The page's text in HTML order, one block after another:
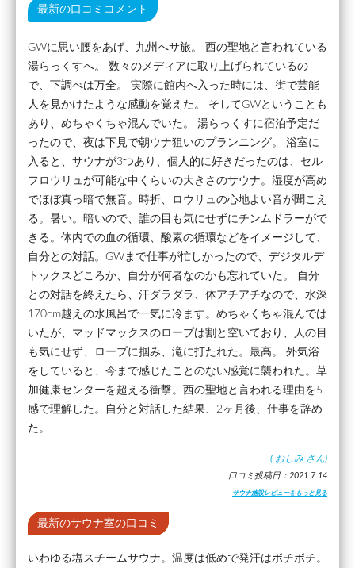
最新の口コミコメント
GWに思い腰をあげ、九州へサ旅。 西の聖地と言われている
湯らっくすへ。 数々のメディアに取り上げられているの
で、下調べは万全。 実際に館内へ入った時には、街で芸能
人を見かけたような感動を覚えた。 そしてGWということも
あり、めちゃくちゃ混んでいた。 湯らっくすに宿泊予定だ
ったので、夜は下見で朝ウナ狙いのプランニング。 浴室に
入ると、サウナが3つあり、個人的に好きだったのは、セル
フロウリュが可能な中くらいの大きさのサウナ。湿度が高め
でほぼ真っ暗で無音。時折、ロウリュの心地よい音が聞こえ
る。暑い。暗いので、誰の目も気にせずにチンムドラーがで
きる。体内での血の循環、酸素の循環などをイメージして、
自分との対話。GWまで仕事が忙しかったので、デジタルデ
トックスどころか、自分が何者なのかも忘れていた。 自分
との対話を終えたら、汗ダラダラ、体アチアチなので、水深
170cm越えの水風呂で一気に冷ます。めちゃくちゃ混んでは
いたが、マッドマックスのロープは割と空いており、人の目
も気にせず、ロープに掴み、滝に打たれた。最高。 外気浴
をしていると、今まで感じたことのない感覚に襲われた。草
加健康センターを超える衝撃。西の聖地と言われる理由を5
感で理解した。自分と対話した結果、2ヶ月後、仕事を辞め
た。
( おしみ さん)
口コミ投稿日：2021.7.14
サウナ施設レビューをもっと見る
最新のサウナ室の口コミ
いわゆる塩スチームサウナ。温度は低めで発汗はボチボチ。